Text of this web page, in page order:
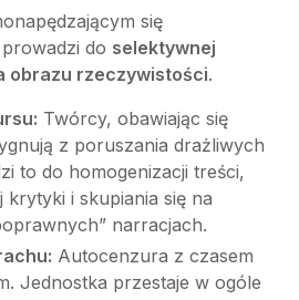
się
do selektywnej
obrazu rzeczywistości.
Twórcy, obawiając się
z poruszania drażliwych
to do homogenizacji treści,
krytyki i skupiania się na
narracjach.
Autocenzura z czasem
Jednostka przestaje w ogóle